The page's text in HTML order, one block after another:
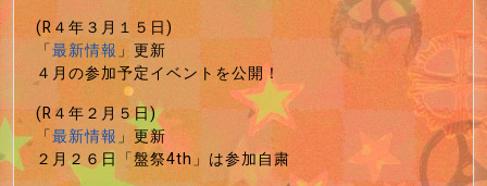
(R４年３月１５日)
「最新情報」更新
４月の参加予定イベントを公開！
(R４年２月５日)
「最新情報」更新
２月２６日「盤祭4th」は参加自粛